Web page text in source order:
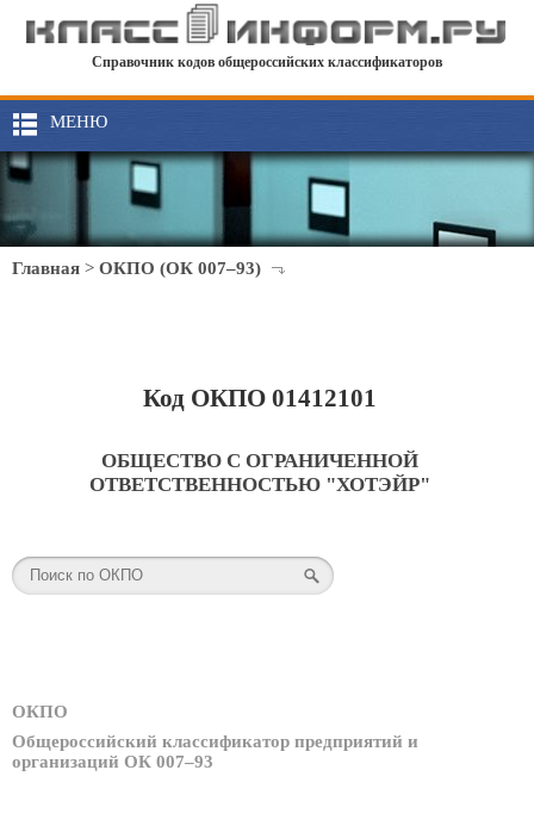
Справочник кодов общероссийских классификаторов
МЕНЮ
Главная > ОКПО (ОК 007–93)
Код ОКПО 01412101
ОБЩЕСТВО С ОГРАНИЧЕННОЙ
ОТВЕТСТВЕННОСТЬЮ "ХОТЭЙР"
ОКПО
Общероссийский классификатор предприятий и
организаций ОК 007–93